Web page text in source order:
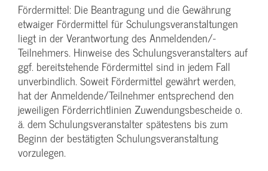
Fördermittel: Die Beantragung und die Gewährung
etwaiger Fördermittel für Schulungs­veranstaltungen
liegt in der Verantwortung des Anmeldenden/­
Teilnehmers. Hinweise des Schulungs­veranstalters auf
ggf. bereitstehende Fördermittel sind in jedem Fall
unverbindlich. Soweit Fördermittel gewährt werden,
hat der Anmeldende/­Teilnehmer entsprechend den
jeweiligen Förderrichtlinien Zuwendungs­bescheide o.
ä. dem Schulungs­veranstalter spätestens bis zum
Beginn der bestätigten Schulungs­veranstaltung
vorzulegen.